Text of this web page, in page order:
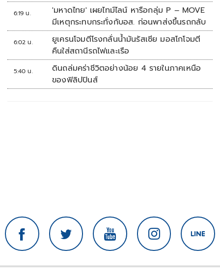
6:19 น.
'มหาดไทย' เผยไทม์ไลน์ หารือกลุ่ม P – MOVE
มีเหตุกระทบกระทั่งกับอส. ก่อนพาส่งขึ้นรถกลับ
6:02 น.
ยูเครนโจมตีโรงกลั่นน้ำมันรัสเซีย มอสโกโจมตี
คืนใส่สถานีรถไฟและเรือ
5:40 น.
ดินถล่มคร่าชีวิตอย่างน้อย 4 รายในภาคเหนือ
ของฟิลิปปินส์